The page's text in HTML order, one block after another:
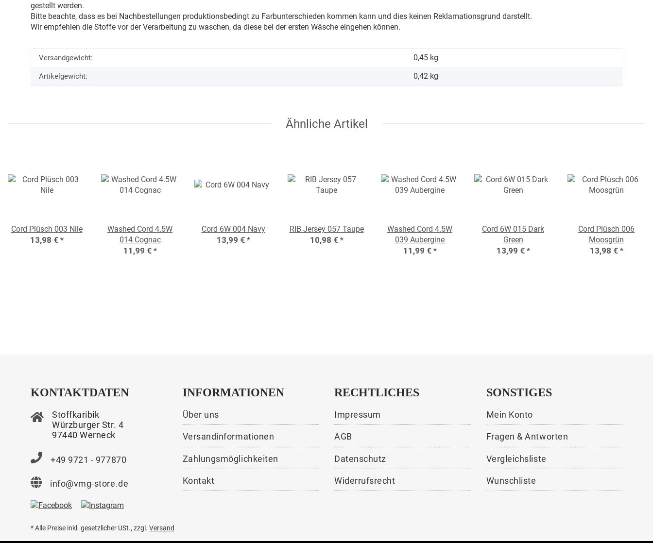
gestellt werden.
Bitte beachte, dass es bei Nachbestellungen produktionsbedingt zu Farbunterschieden kommen kann und dies keinen Reklamationsgrund darstellt.
Wir empfehlen die Stoffe vor der Verarbeitung zu waschen, da diese bei der ersten Wäsche eingehen können.
Versandgewicht: 0,45 kg
Artikelgewicht: 0,42 kg
Ähnliche Artikel
Cord Plüsch 003 Nile
13,98 € *
Washed Cord 4.5W
014 Cognac
11,99 € *
Cord 6W 004 Navy
13,99 € *
RIB Jersey 057 Taupe
10,98 € *
Washed Cord 4.5W
039 Aubergine
11,99 € *
Cord 6W 015 Dark
Green
13,99 € *
Cord Plüsch 006
Moosgrün
13,98 € *
KONTAKTDATEN
Stoffkaribik
Würzburger Str. 4
97440 Werneck
+49 9721 - 977870
info@vmg-store.de
INFORMATIONEN
Über uns
Versandinformationen
Zahlungsmöglichkeiten
Kontakt
RECHTLICHES
Impressum
AGB
Datenschutz
Widerrufsrecht
SONSTIGES
Mein Konto
Fragen & Antworten
Vergleichsliste
Wunschliste
* Alle Preise inkl. gesetzlicher USt., zzgl. Versand